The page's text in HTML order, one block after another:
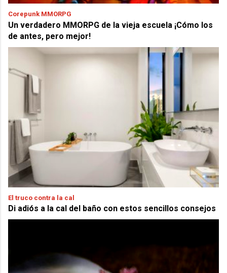
Corepunk MMORPG
Un verdadero MMORPG de la vieja escuela ¡Cómo los
de antes, pero mejor!
El truco contra la cal
Di adiós a la cal del baño con estos sencillos consejos